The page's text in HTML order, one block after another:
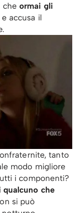
che ormai gli
accusa il
tanto
modo migliore
i componenti?
qualcuno che
si può